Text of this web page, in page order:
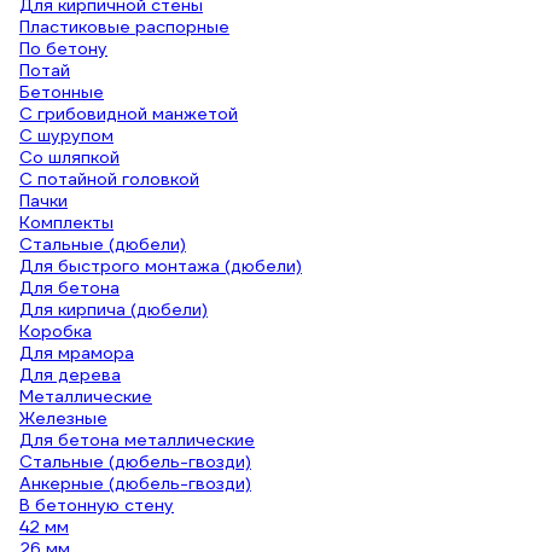
Для кирпичной стены
Пластиковые распорные
По бетону
Потай
Бетонные
С грибовидной манжетой
С шурупом
Со шляпкой
С потайной головкой
Пачки
Комплекты
Стальные (дюбели)
Для быстрого монтажа (дюбели)
Для бетона
Для кирпича (дюбели)
Коробка
Для мрамора
Для дерева
Металлические
Железные
Для бетона металлические
Стальные (дюбель-гвозди)
Анкерные (дюбель-гвозди)
В бетонную стену
42 мм